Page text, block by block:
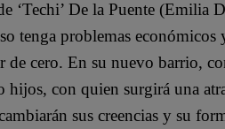
‘Techi’ De la Puente (Emilia
tenga problemas económicos
de cero. En su nuevo barrio,
con quien surgirá una
sus creencias y su